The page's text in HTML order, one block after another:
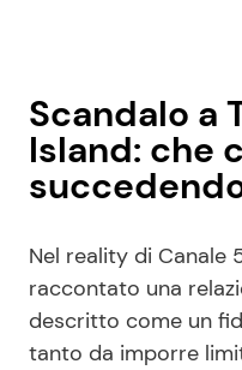
Scandalo a
Island: che
Nel reality di Canale
raccontato una
descritto come un
tanto da imporre